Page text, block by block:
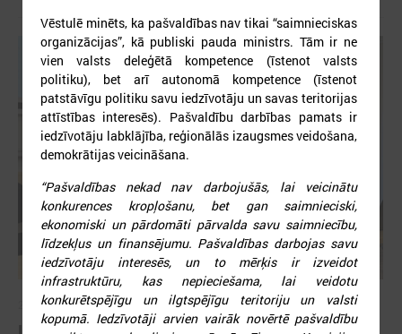
2026. gada 15. jūlijs
Vēstulē minēts, ka pašvaldības nav tikai “saimnieciskas
organizācijas”, kā publiski pauda ministrs. Tām ir ne
vien valsts deleģētā kompetence (īstenot valsts
politiku), bet arī autonomā kompetence (īstenot
patstāvīgu politiku savu iedzīvotāju un savas teritorijas
attīstības interesēs). Pašvaldību darbības pamats ir
iedzīvotāju labklājība, reģionālās izaugsmes veidošana,
demokrātijas veicināšana.
“Pašvaldības nekad nav darbojušās, lai veicinātu
konkurences kropļošanu, bet gan saimnieciski,
ekonomiski un pārdomāti pārvalda savu saimniecību,
līdzekļus un finansējumu. Pašvaldības darbojas savu
iedzīvotāju interesēs, un to mērķis ir izveidot
infrastruktūru, kas nepieciešama, lai veidotu
konkurētspējīgu un ilgtspējīgu teritoriju un valsti
kopumā. Iedzīvotāji arvien vairāk novērtē pašvaldību